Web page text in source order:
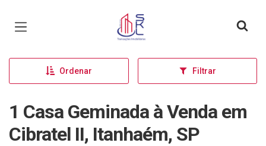
Página inicial
Ordenar Filtrar
1 Casa Geminada à Venda em
Cibratel II, Itanhaém, SP